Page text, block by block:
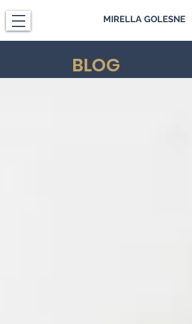
MIRELLA GOLESNE
BLOG